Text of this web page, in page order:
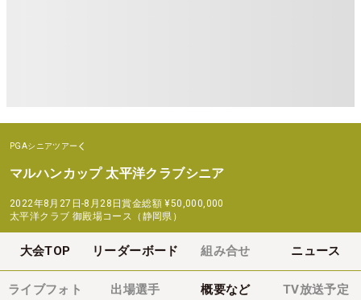
PGAシニアツアー
マルハンカップ 太平洋クラブシニア
2022年8月27日-8月28日賞金総額 ¥50,000,000
太平洋クラブ 御殿場コース（静岡県）
大会TOP リーダーボード 組み合せ ニュース
ライブフォト 出場選手 概要など TV放送予定